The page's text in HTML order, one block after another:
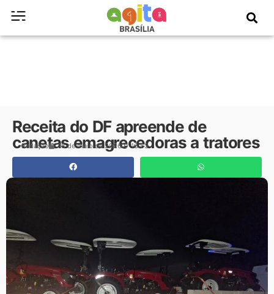
Receita do DF apreende de
canetas emagrecedoras a tratores
Redação 18 de maio de 2026 16:53